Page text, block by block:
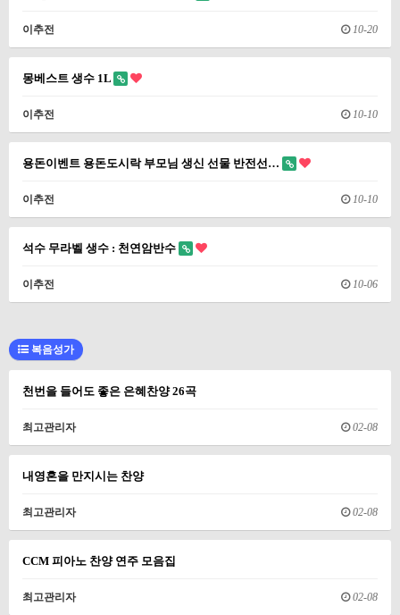
이추전 10-20
몽베스트 생수 1L
이추전 10-10
용돈이벤트 용돈도시락 부모님 생신 선물 반전선…
이추전 10-10
석수 무라벨 생수 : 천연암반수
이추전 10-06
복음성가
천번을 들어도 좋은 은혜찬양 26곡
최고관리자 02-08
내영혼을 만지시는 찬양
최고관리자 02-08
CCM 피아노 찬양 연주 모음집
최고관리자 02-08